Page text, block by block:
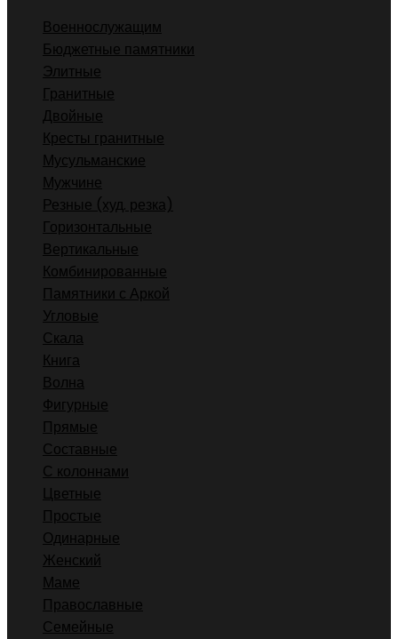
Военнослужащим
Бюджетные памятники
Элитные
Гранитные
Двойные
Кресты гранитные
Мусульманские
Мужчине
Резные (худ. резка)
Горизонтальные
Вертикальные
Комбинированные
Памятники с Аркой
Угловые
Скала
Книга
Волна
Фигурные
Прямые
Составные
С колоннами
Цветные
Простые
Одинарные
Женский
Маме
Православные
Семейные